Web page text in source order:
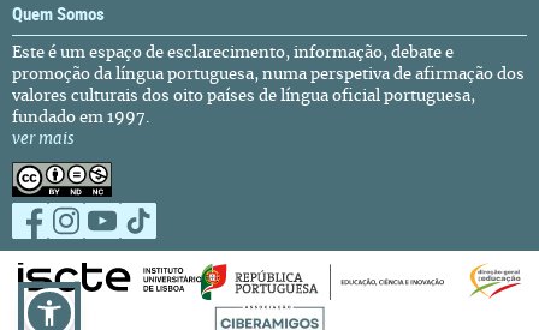
Quem Somos
Este é um espaço de esclarecimento, informação, debate e
promoção da língua portuguesa, numa perspetiva de afirmação dos
valores culturais dos oito países de língua oficial portuguesa,
fundado em 1997.
ver mais